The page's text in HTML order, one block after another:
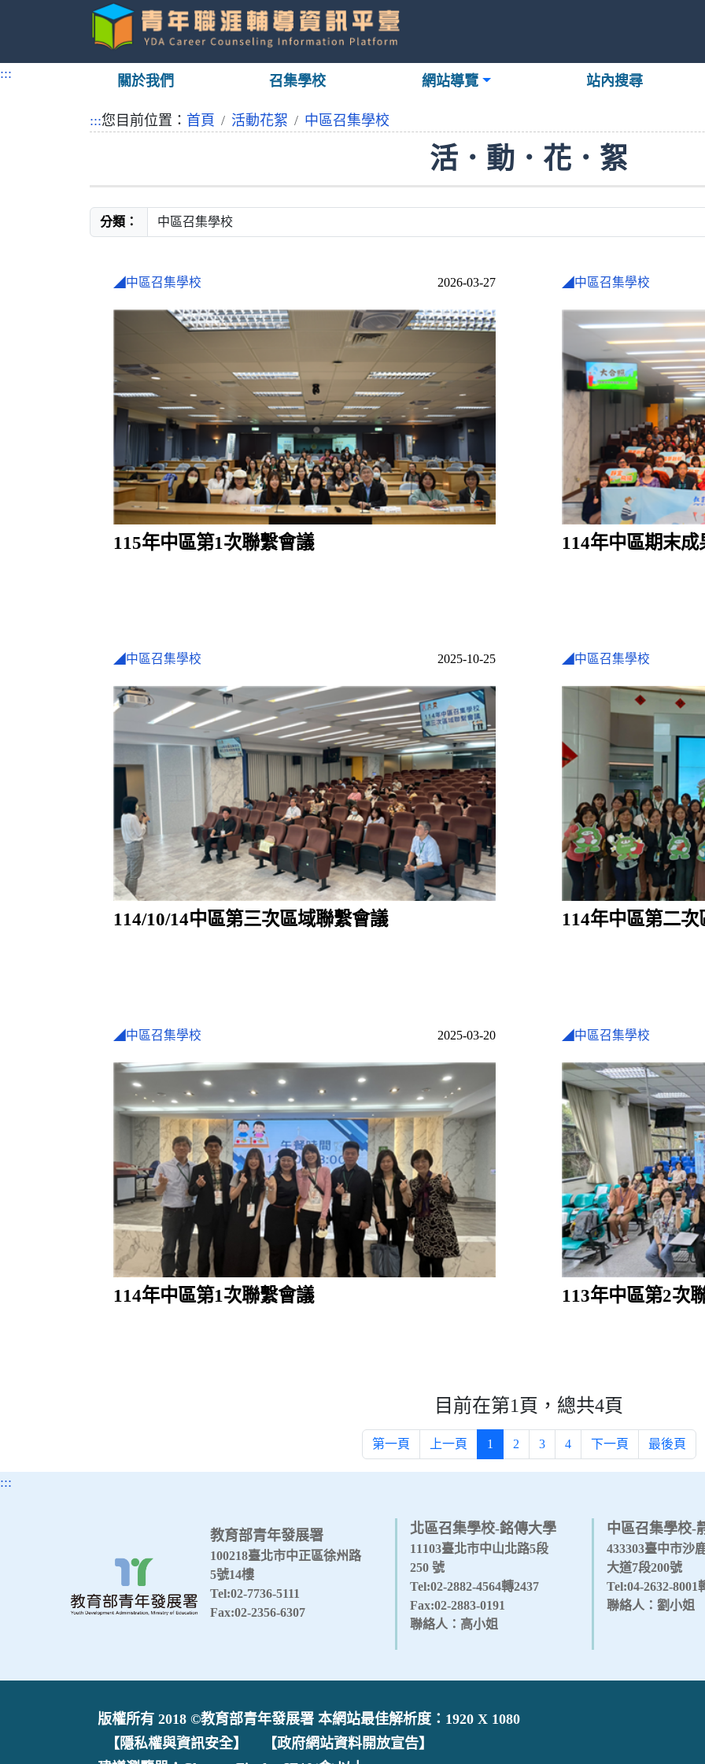
跳
到
內
::: 關於我們 召集學校 網站導覽 站內搜尋
:::您目前位置： 首頁 活動花絮 中區召集學校
活．動．花．絮
分類：
◢中區召集學校 2026-03-27
115年中區第1次聯繫會議
◢中區召集學校
114年中區期末
◢中區召集學校 2025-10-25
114/10/14中區第三次區域聯繫會議
◢中區召集學校
114年中區第二
◢中區召集學校 2025-03-20
114年中區第1次聯繫會議
◢中區召集學校
113年中區第2次
目前在第1頁，總共4頁
第一頁 上一頁 1 2 3 4 下一頁 最後頁
:::
教育部青年發展署
100218臺北市中正區徐州路
5號14樓
Tel:02-7736-5111
Fax:02-2356-6307
北區召集學校-銘傳大學
11103臺北市中山北路5段
250 號
Tel:02-2882-4564轉2437
Fax:02-2883-0191
聯絡人：高小姐
中區召集學校-
433303臺中市沙
大道7段200號
Tel:04-2632-8001
聯絡人：劉小姐
版權所有 2018 ©教育部青年發展署 本網站最佳解析度：1920 X 1080
【隱私權與資訊安全】
【政府網站資料開放宣告】